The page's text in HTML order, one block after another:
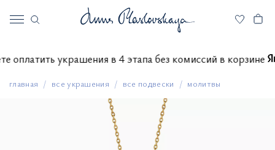
оплатить украшения в 4 этапа без комиссий в
главная все украшения все подвески молитвы